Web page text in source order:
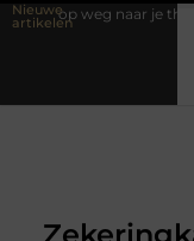
Nieuwe
artikelen
naar je theorie-examen